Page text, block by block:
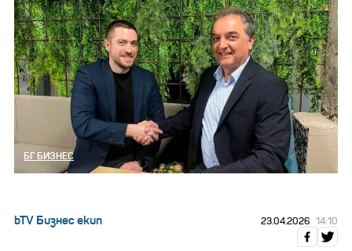
БГ БИЗНЕС
bTV Бизнес екип 23.04.2026 14:10